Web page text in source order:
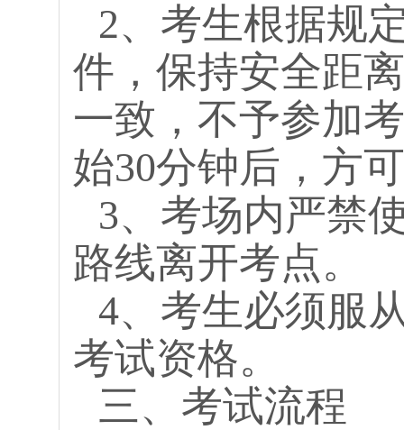
2、考生根据规
件，保持安全距
一致，不予参加
始30分钟后，方
3、考场内严禁
路线离开考点。
4、考生必须服
考试资格。
三、考试流程